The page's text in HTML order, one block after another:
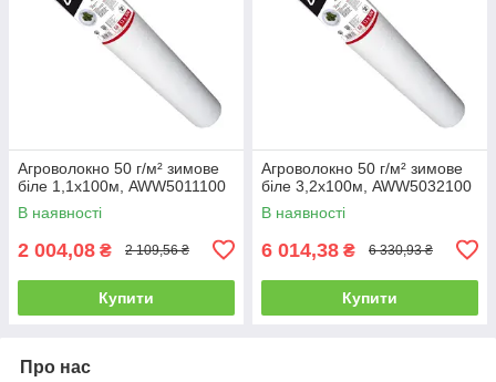
Агроволокно 50 г/м² зимове
біле 1,1х100м, AWW5011100
В наявності
2 004,08 ₴ 2 109,56 ₴
Купити
Агроволокно 50 г/м² зимове
біле 3,2х100м, AWW5032100
В наявності
6 014,38 ₴ 6 330,93 ₴
Купити
Про нас